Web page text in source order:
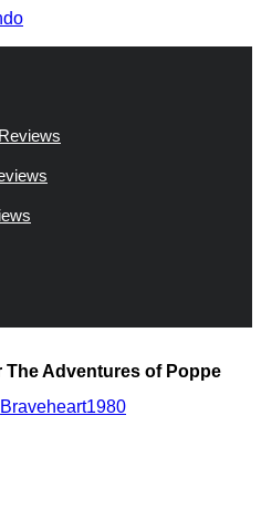
The Adventures of Poppe
Braveheart1980